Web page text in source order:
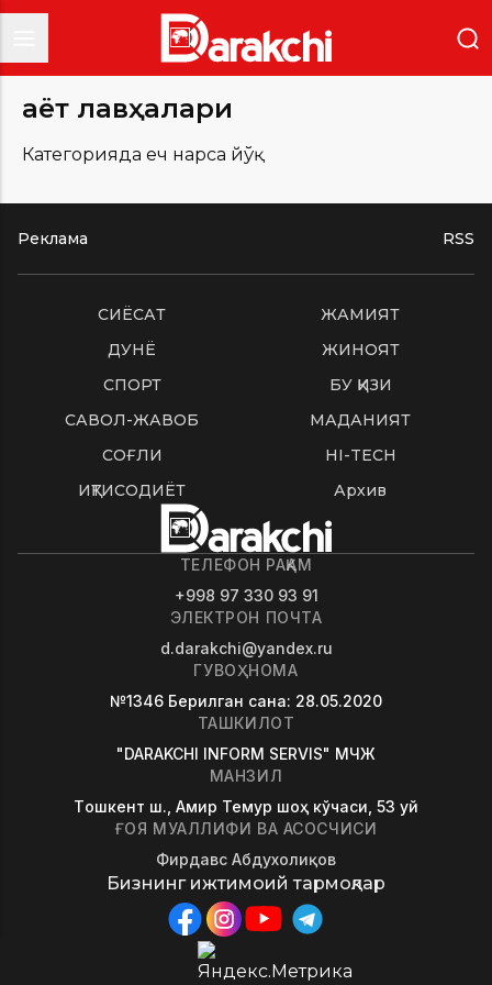
Ҳаёт лавҳалари
Категорияда ҳеч нарса йўқ
Реклама RSS
СИËСАТ
ЖАМИЯТ
ДУНË
ЖИНОЯТ
СПОРТ
БУ ҚИЗИҚ
САВОЛ-ЖАВОБ
МАДАНИЯТ
СОҒЛИҚ
HI-TECH
ИҚТИСОДИЁТ
Архив
ТЕЛЕФОН РАҚАМ
+998 97 330 93 91
ЭЛЕКТРОН ПОЧТА
d.darakchi@yandex.ru
ГУВОҲНОМА
№1346 Берилган сана: 28.05.2020
ТАШКИЛОТ
"DARAKCHI INFORM SERVIS" МЧЖ
МАНЗИЛ
Tошкент ш., Амир Темур шоҳ кўчаси, 53 уй
ҒОЯ МУАЛЛИФИ ВА АСОСЧИСИ
Фирдавс Абдухолиқов
Бизнинг ижтимоий тармоқлар